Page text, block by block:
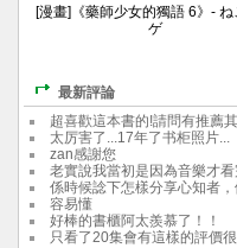
[漫畫]《藥師少女的獨語 6》- ね
ゲ
最新評論
超喜歡這本書的!請問有推薦
太厉害了...17年了书柜照片...
zan感謝您
老實說我當初是因為音樂才看
係時候諗下怎樣分享心知者，
容易懂
好棒的書櫃阿太羨慕了！！
只看了20集會有這樣的評價